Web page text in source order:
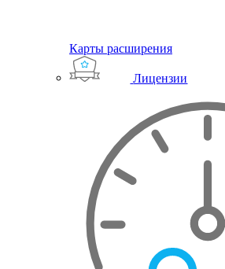
Карты расширения
Лицензии